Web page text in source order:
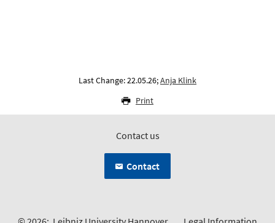
Last Change: 22.05.26;Anja Klink
Print
Contact us
Contact